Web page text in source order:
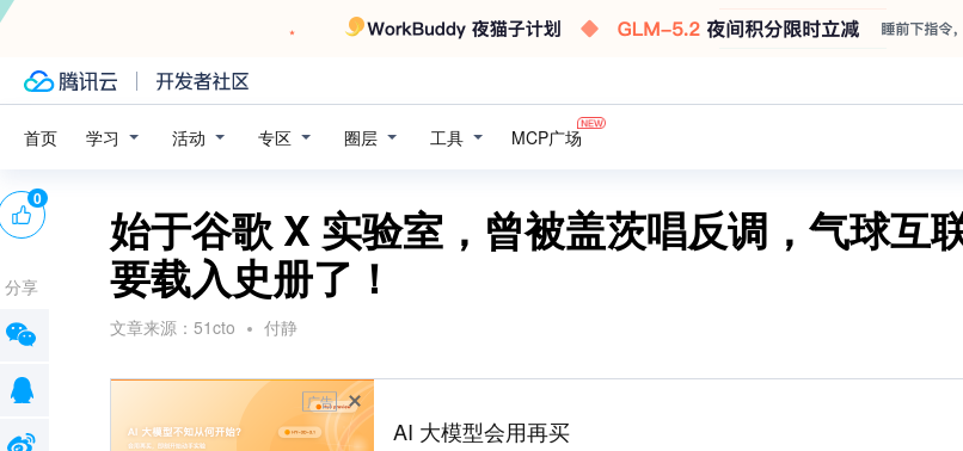
首页 学习 活动 专区 圈层 工具 MCP广场
始于谷歌 X 实验室，曾被盖茨唱反调，气球互
要载入史册了！
文章来源： 51cto 付静
广告
AI 大模型会用再买
0
分享